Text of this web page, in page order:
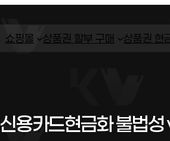
쇼핑몰 상품권 할부 구매 상품권 현
신용카드현금화 불법